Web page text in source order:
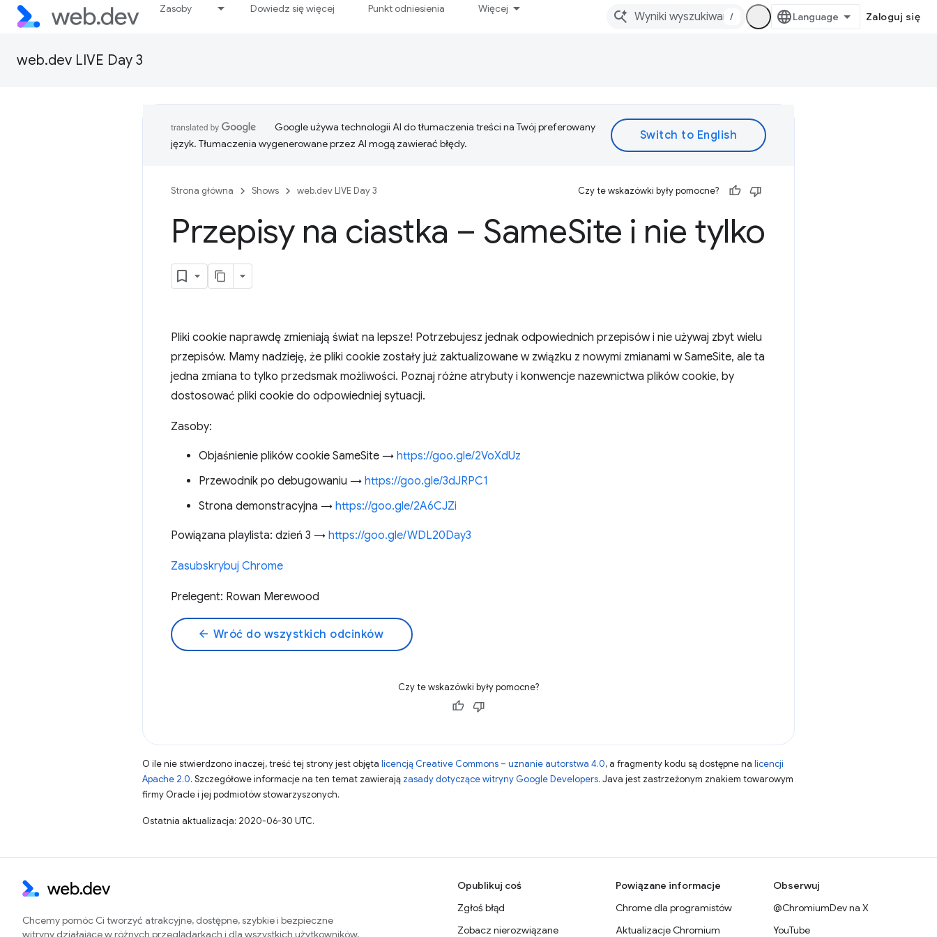
Zasoby Dowiedz się więcej Punkt odniesienia Więcej
/ Zaloguj się
web.dev LIVE Day 3
Google używa technologii AI do tłumaczenia treści na Twój preferowany
język. Tłumaczenia wygenerowane przez AI mogą zawierać błędy.
Strona główna Shows web.dev LIVE Day 3 Czy te wskazówki były pomocne?
Przepisy na ciastka – SameSite i nie tylko
Pliki cookie naprawdę zmieniają świat na lepsze! Potrzebujesz jednak odpowiednich przepisów i nie używaj zbyt wielu
przepisów. Mamy nadzieję, że pliki cookie zostały już zaktualizowane w związku z nowymi zmianami w SameSite, ale ta
jedna zmiana to tylko przedsmak możliwości. Poznaj różne atrybuty i konwencje nazewnictwa plików cookie, by
dostosować pliki cookie do odpowiedniej sytuacji.
Zasoby:
Objaśnienie plików cookie SameSite → https://goo.gle/2VoXdUz
Przewodnik po debugowaniu → https://goo.gle/3dJRPC1
Strona demonstracyjna → https://goo.gle/2A6CJZi
Powiązana playlista: dzień 3 → https://goo.gle/WDL20Day3
Zasubskrybuj Chrome
Prelegent: Rowan Merewood
arrow_back Wróć do wszystkich odcinków
Czy te wskazówki były pomocne?
O ile nie stwierdzono inaczej, treść tej strony jest objęta licencją Creative Commons – uznanie autorstwa 4.0, a fragmenty kodu są dostępne na licencji
Apache 2.0. Szczegółowe informacje na ten temat zawierają zasady dotyczące witryny Google Developers. Java jest zastrzeżonym znakiem towarowym
firmy Oracle i jej podmiotów stowarzyszonych.
Ostatnia aktualizacja: 2020-06-30 UTC.
Chcemy pomóc Ci tworzyć atrakcyjne, dostępne, szybkie i bezpieczne
witryny działające w różnych przeglądarkach i dla wszystkich użytkowników.
Opublikuj coś
Zgłoś błąd
Zobacz nierozwiązane
Powiązane informacje
Chrome dla programistów
Aktualizacje Chromium
Obserwuj
@ChromiumDev na X
YouTube